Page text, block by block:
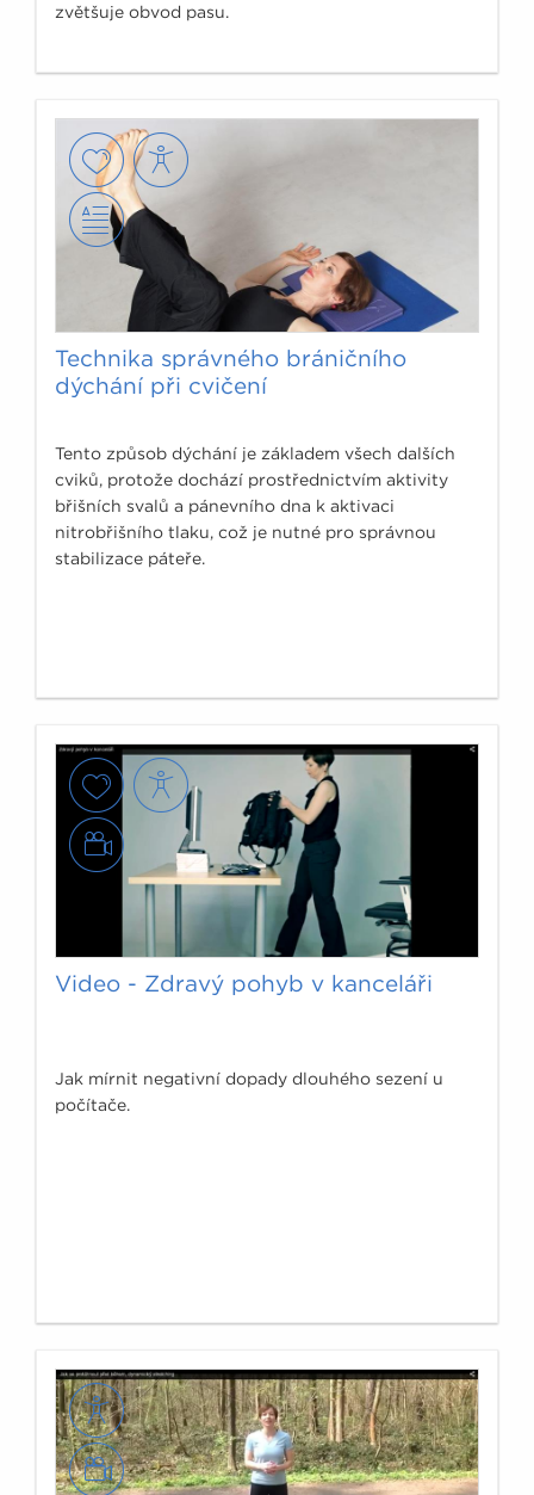
zvětšuje obvod pasu.
Technika správného bráničního
dýchání při cvičení
Tento způsob dýchání je základem všech dalších
cviků, protože dochází prostřednictvím aktivity
břišních svalů a pánevního dna k aktivaci
nitrobřišního tlaku, což je nutné pro správnou
stabilizace páteře.
Video - Zdravý pohyb v kanceláři
Jak mírnit negativní dopady dlouhého sezení u
počítače.